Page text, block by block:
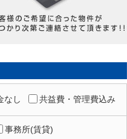
なし 共益費・管理費込み
事務所(賃貸)